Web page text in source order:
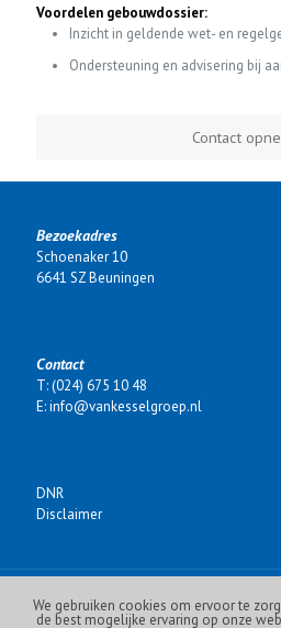
Voordelen gebouwdossier:
Inzicht in geldende wet- en
Ondersteuning en advisering bij
Contact
Bezoekadres
Schoenaker 10
6641 SZ Beuningen
Contact
T: (024) 675 10 48
E: info@vankesselgroep.nl
DNR
Disclaimer
Eigendom van De Van Kessel Groep |
We gebruiken cookies om ervoor te
de best mogelijke ervaring op onze